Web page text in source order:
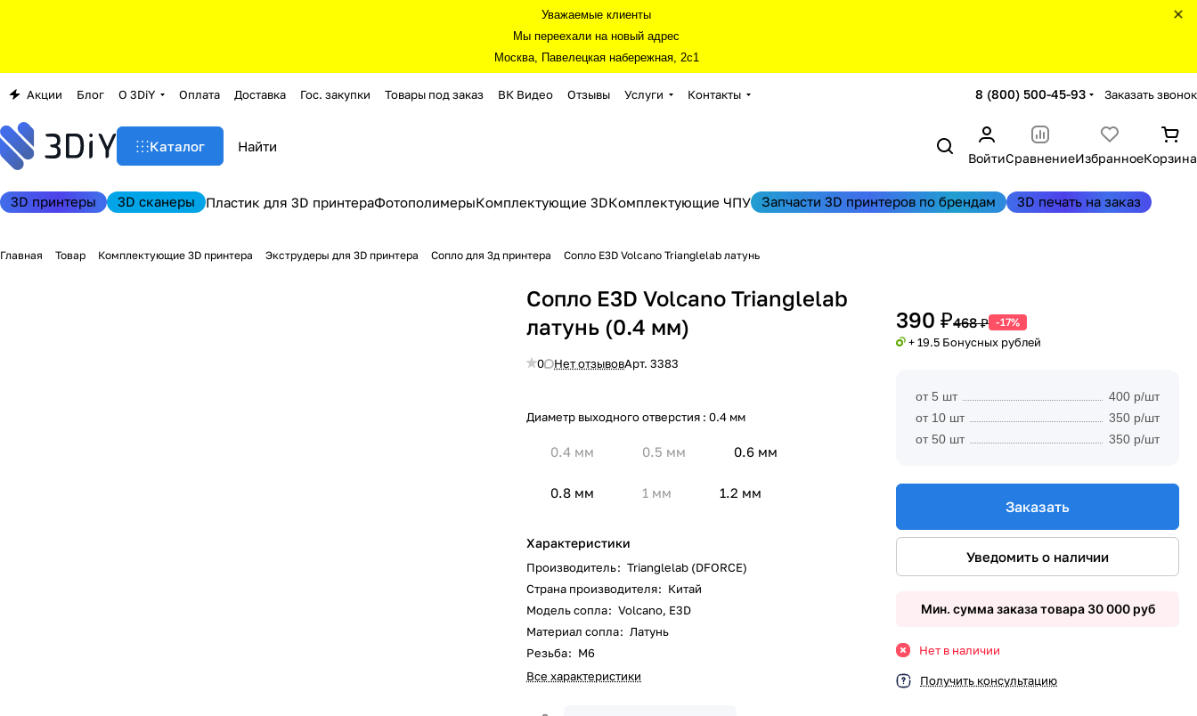
Уважаемые клиенты
Мы переехали на новый адрес
Москва, Павелецкая набережная, 2с1
Акции Блог О 3DiY Оплата Доставка Гос. закупки Товары под заказ ВК Видео Отзывы Услуги Контакты 8 (800) 500-45-93 Заказать звонок
Каталог
ВойтиСравнениеИзбранноеКорзина
3D принтеры 3D сканеры Пластик для 3D принтераФотополимерыКомплектующие 3DКомплектующие ЧПУ Запчасти 3D принтеров по брендам 3D печать на заказ
Главная Товар Комплектующие 3D принтера Экструдеры для 3D принтера Сопло для 3д принтера Сопло E3D Volcano Trianglelab латунь
Сопло E3D Volcano Trianglelab
латунь (0.4 мм)
0 Нет отзывовАрт.3383
Диаметр выходного отверстия :0.4 мм
0.4 мм 0.5 мм 0.6 мм
0.8 мм 1 мм 1.2 мм
Характеристики
Производитель: Trianglelab (DFORCE)
Страна производителя: Китай
Модель сопла: Volcano, E3D
Материал сопла: Латунь
Резьба: M6
Все характеристики
390 ₽468 ₽ -17%
+ 19.5 Бонусных рублей
от 5 шт
400 р/шт
от 10 шт
350 р/шт
от 50 шт
350 р/шт
Заказать
Уведомить о наличии
Мин. сумма заказа товара 30 000 руб
Нет в наличии
Получить консультацию